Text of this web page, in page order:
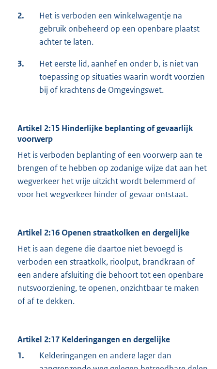
2.
Het is verboden een winkelwagentje na
gebruik onbeheerd op een openbare plaatst
achter te laten.
3.
Het eerste lid, aanhef en onder b, is niet van
toepassing op situaties waarin wordt voorzien
bij of krachtens de Omgevingswet.
Artikel 2:15 Hinderlijke beplanting of gevaarlijk
voorwerp
Het is verboden beplanting of een voorwerp aan te
brengen of te hebben op zodanige wijze dat aan het
wegverkeer het vrije uitzicht wordt belemmerd of
voor het wegverkeer hinder of gevaar ontstaat.
Artikel 2:16 Openen straatkolken en dergelijke
Het is aan degene die daartoe niet bevoegd is
verboden een straatkolk, rioolput, brandkraan of
een andere afsluiting die behoort tot een openbare
nutsvoorziening, te openen, onzichtbaar te maken
of af te dekken.
Artikel 2:17 Kelderingangen en dergelijke
1.
Kelderingangen en andere lager dan